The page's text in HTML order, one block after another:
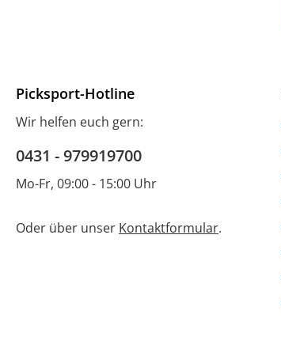
Picksport-Hotline
Wir helfen euch gern:
0431 - 979919700
Mo-Fr, 09:00 - 15:00 Uhr
Oder über unser Kontaktformular.